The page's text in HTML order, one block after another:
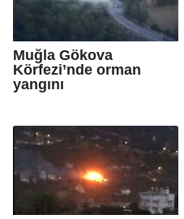
Muğla Gökova
Körfezi’nde orman
yangını